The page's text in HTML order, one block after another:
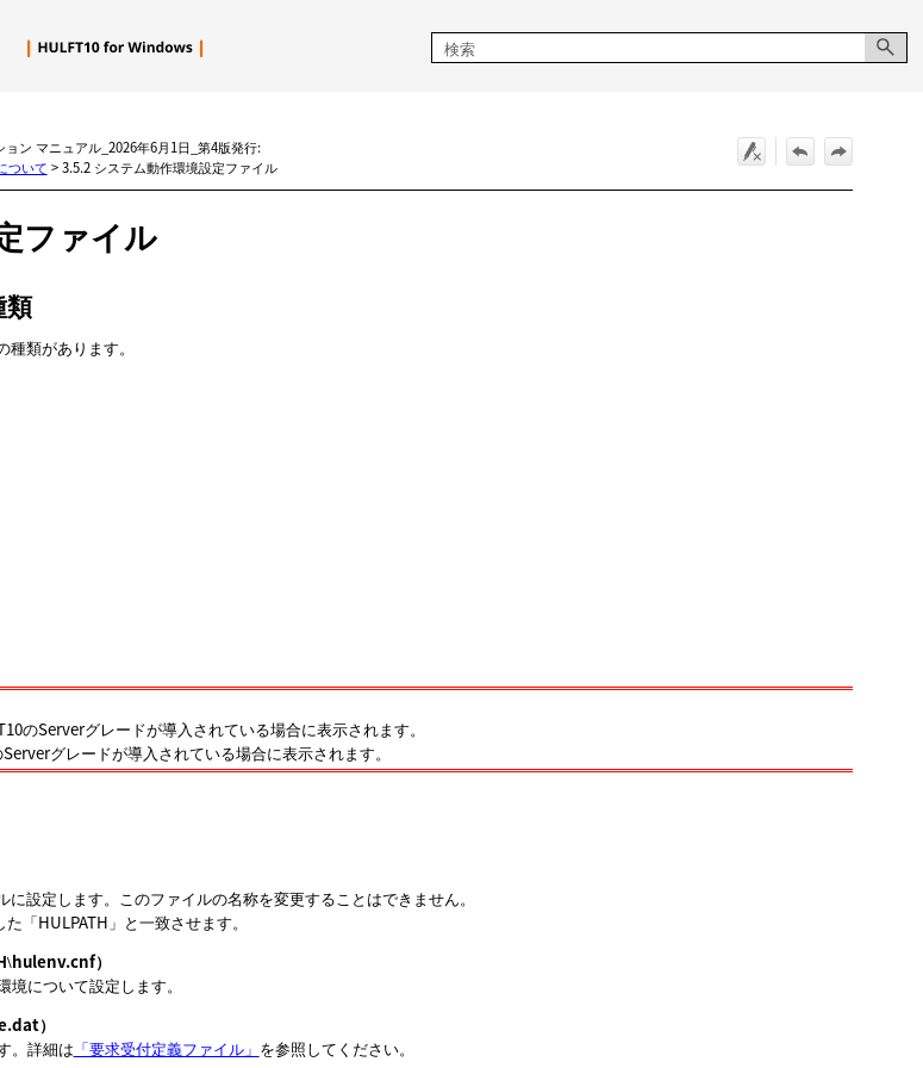
ン マニュアル_2026年6月1日_第4版発行:
ついて >3.5.2 システム動作環境設定ファイル
ファイル
類があります。
のServerグレードが導入されている場合に表示されます。
グレードが導入されている場合に表示されます。
設定します。このファイルの名称を変更することはできません。
「HULPATH」と一致させます。
\hulenv.cnf）
境について設定します。
）
。詳細は 「要求受付定義ファイル」 を参照してください。